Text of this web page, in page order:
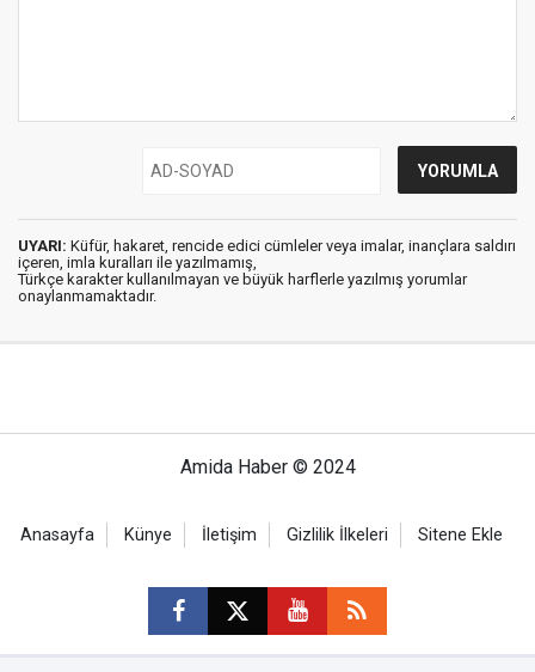
UYARI: Küfür, hakaret, rencide edici cümleler veya imalar, inançlara saldırı
içeren, imla kuralları ile yazılmamış,
Türkçe karakter kullanılmayan ve büyük harflerle yazılmış yorumlar
onaylanmamaktadır.
Amida Haber © 2024
Anasayfa Künye İletişim Gizlilik İlkeleri Sitene Ekle